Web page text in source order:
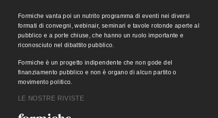
Formiche vanta poi un nutrito programma di eventi nei diversi
formati di convegni, webinair, seminari e tavole rotonde aperte al
pubblico e a porte chiuse, che hanno un ruolo importante e
riconosciuto nel dibattito pubblico.
Formiche è un progetto indipendente che non gode del
finanziamento pubblico e non è organo di alcun partito o
movimento politico.
LE NOSTRE RIVISTE